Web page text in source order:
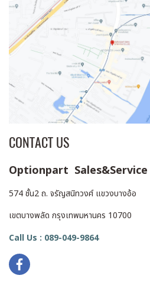
CONTACT US
Optionpart Sales&Service
574 ชั้น2 ถ. จรัญสนิทวงศ์ แขวงบางอ้อ
เขตบางพลัด กรุงเทพมหานคร 10700
Call Us : 089-049-9864